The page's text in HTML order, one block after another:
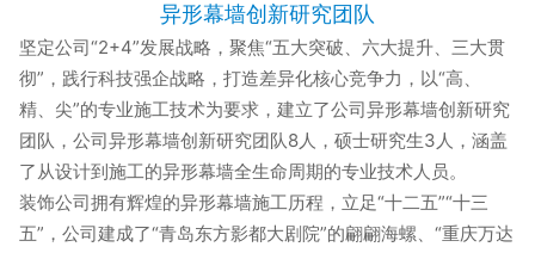
异形幕墙创新研究团队
坚定公司“2+4”发展战略，聚焦“五大突破、六大提升、三大贯
彻”，践行科技强企战略，打造差异化核心竞争力，以“高、
精、尖”的专业施工技术为要求，建立了公司异形幕墙创新研究
团队，公司异形幕墙创新研究团队8人，硕士研究生3人，涵盖
了从设计到施工的异形幕墙全生命周期的专业技术人员。
装饰公司拥有辉煌的异形幕墙施工历程，立足“十二五”“十三
五”，公司建成了“青岛东方影都大剧院”的翩翩海螺、“重庆万达